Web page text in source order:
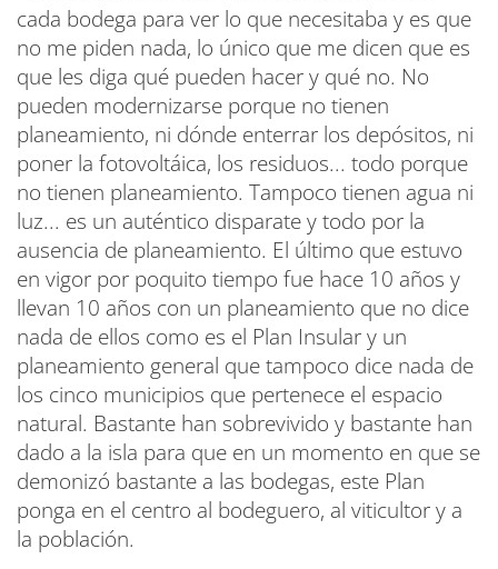
cada bodega para ver lo que necesitaba y es que
no me piden nada, lo único que me dicen que es
que les diga qué pueden hacer y qué no. No
pueden modernizarse porque no tienen
planeamiento, ni dónde enterrar los depósitos, ni
poner la fotovoltáica, los residuos... todo porque
no tienen planeamiento. Tampoco tienen agua ni
luz... es un auténtico disparate y todo por la
ausencia de planeamiento. El último que estuvo
en vigor por poquito tiempo fue hace 10 años y
llevan 10 años con un planeamiento que no dice
nada de ellos como es el Plan Insular y un
planeamiento general que tampoco dice nada de
los cinco municipios que pertenece el espacio
natural. Bastante han sobrevivido y bastante han
dado a la isla para que en un momento en que se
demonizó bastante a las bodegas, este Plan
ponga en el centro al bodeguero, al viticultor y a
la población.